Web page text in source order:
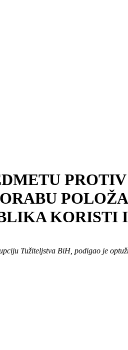
KORISTI
Tužiteljstva BiH, podigao je